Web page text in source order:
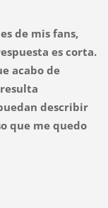
de mis fans,
es corta.
acabo de
describir
que me quedo